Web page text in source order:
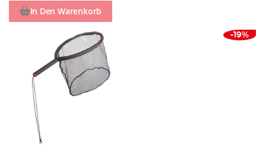
In Den Warenkorb
-19%